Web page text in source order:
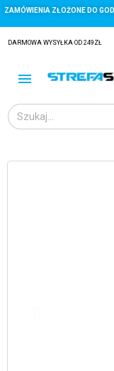
ZAMÓWIENIA ZŁOŻONE DO
DARMOWA WYSYŁKA OD 249ZŁ